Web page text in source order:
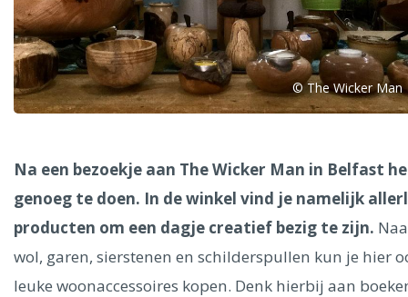
Dresden
© The Wicker Man
Na een bezoekje aan The Wicker Man in Belfast
genoeg te doen. In de winkel vind je namelijk
producten om een dagje creatief bezig te zijn.
wol, garen, sierstenen en schilderspullen kun je hier
leuke woonaccessoires kopen. Denk hierbij aan